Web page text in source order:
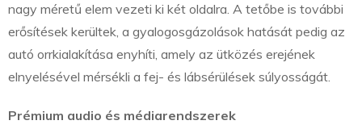
nagy méretű elem vezeti ki két oldalra. A tetőbe is további
erősítések kerültek, a gyalogosgázolások hatását pedig az
autó orrkialakítása enyhíti, amely az ütközés erejének
elnyelésével mérsékli a fej- és lábsérülések súlyosságát.
Prémium audio és médiarendszerek